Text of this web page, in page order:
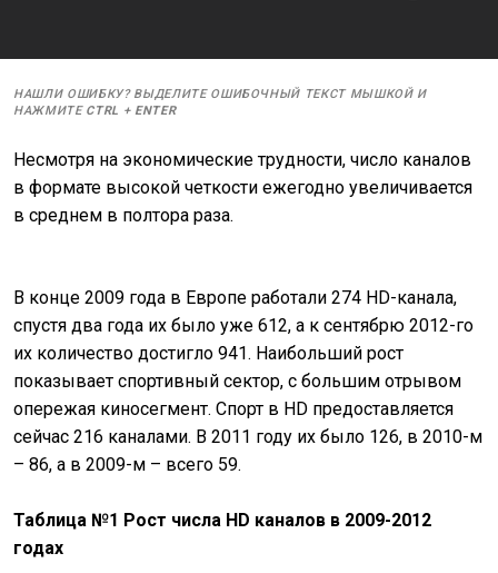
НАШЛИ ОШИБКУ? ВЫДЕЛИТЕ ОШИБОЧНЫЙ ТЕКСТ МЫШКОЙ И
НАЖМИТЕ CTRL + ENTER
Несмотря на экономические трудности, число каналов
в формате высокой четкости ежегодно увеличивается
в среднем в полтора раза.
В конце 2009 года в Европе работали 274 HD-канала,
спустя два года их было уже 612, а к сентябрю 2012-го
их количество достигло 941. Наибольший рост
показывает спортивный сектор, с большим отрывом
опережая киносегмент. Спорт в HD предоставляется
сейчас 216 каналами. В 2011 году их было 126, в 2010-м
– 86, а в 2009-м – всего 59.
Таблица №1 Рост числа HD каналов в 2009-2012
годах